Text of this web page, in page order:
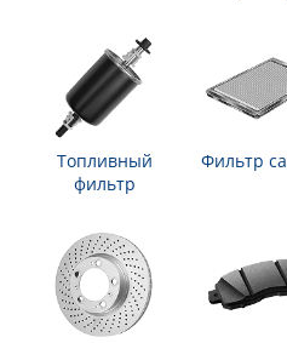
Топливный
фильтр
Фильтр